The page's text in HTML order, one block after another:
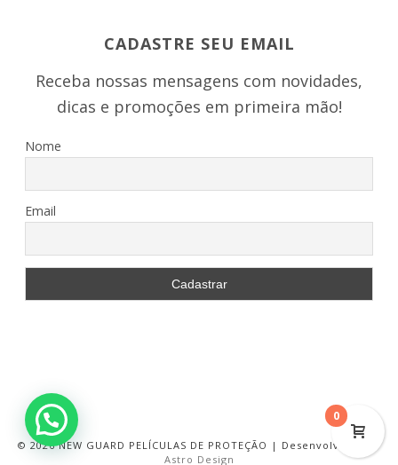
CADASTRE SEU EMAIL
Receba nossas mensagens com novidades,
dicas e promoções em primeira mão!
Nome
Email
© 2026 NEW GUARD PELÍCULAS DE PROTEÇÃO | Desenvolvido por
Astro Design
0